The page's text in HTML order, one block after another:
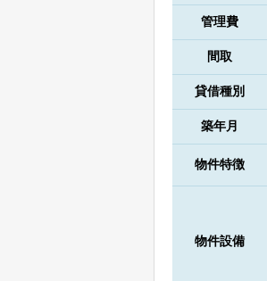
管理費
間取
貸借種別
築年月
物件特徴
物件設備